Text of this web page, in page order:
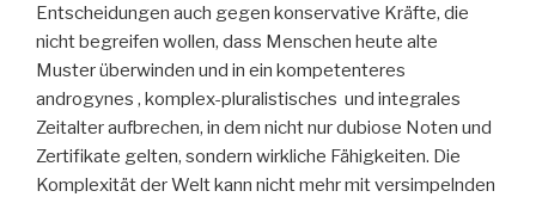
Entscheidungen auch gegen konservative Kräfte, die
nicht begreifen wollen, dass Menschen heute alte
Muster überwinden und in ein kompetenteres
androgynes , komplex-pluralistisches und integrales
Zeitalter aufbrechen, in dem nicht nur dubiose Noten und
Zertifikate gelten, sondern wirkliche Fähigkeiten. Die
Komplexität der Welt kann nicht mehr mit versimpelnden